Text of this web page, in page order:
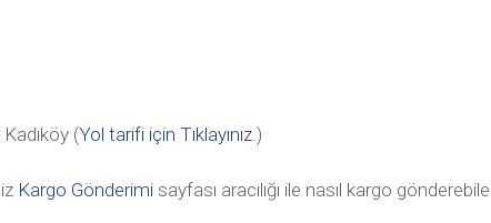
(Yol tarifi için Tıklayınız.)
Kargo Gönderimi sayfası aracılığı ile nasıl kargo